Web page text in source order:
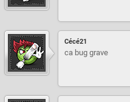
Cécé21
ca bug grave